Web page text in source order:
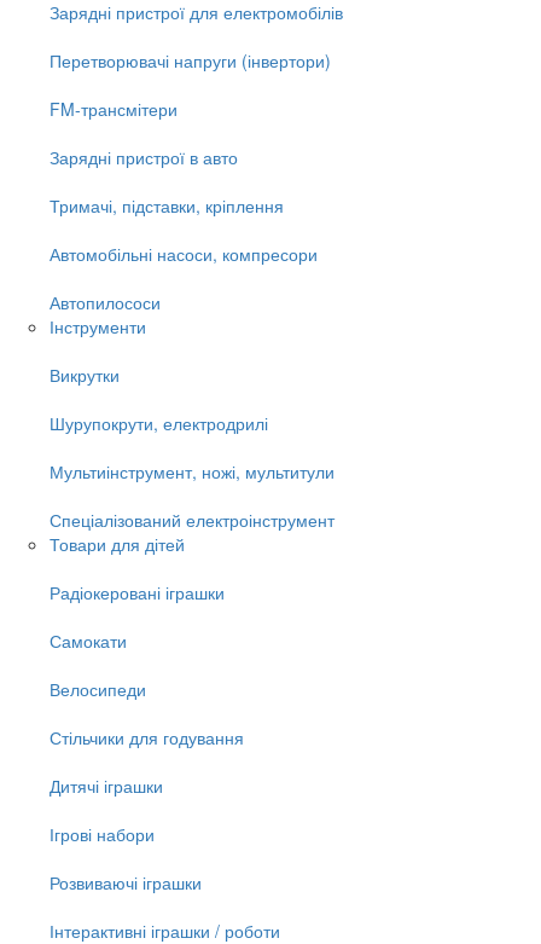
Зарядні пристрої для електромобілів
Перетворювачі напруги (інвертори)
FM-трансмітери
Зарядні пристрої в авто
Тримачі, підставки, кріплення
Автомобільні насоси, компресори
Автопилососи
Інструменти
Викрутки
Шурупокрути, електродрилі
Мультиінструмент, ножі, мультитули
Спеціалізований електроінструмент
Товари для дітей
Радіокеровані іграшки
Самокати
Велосипеди
Стільчики для годування
Дитячі іграшки
Ігрові набори
Розвиваючі іграшки
Інтерактивні іграшки / роботи